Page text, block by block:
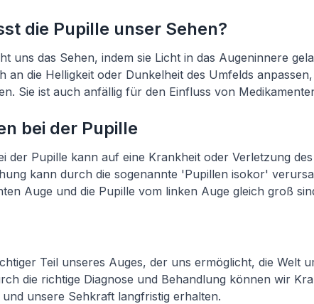
die Pupille unser Sehen?
uns das Sehen, indem sie Licht in das Augeninnere
an die Helligkeit oder Dunkelheit des Umfelds
Sie ist auch anfällig für den Einfluss von
bei der Pupille
der Pupille kann auf eine Krankheit oder Verletzung
kann durch die sogenannte 'Pupillen isokor'
Auge und die Pupille vom linken Auge gleich groß
Teil unseres Auges, der uns ermöglicht, die Welt
die richtige Diagnose und Behandlung können wir
unsere Sehkraft langfristig erhalten.